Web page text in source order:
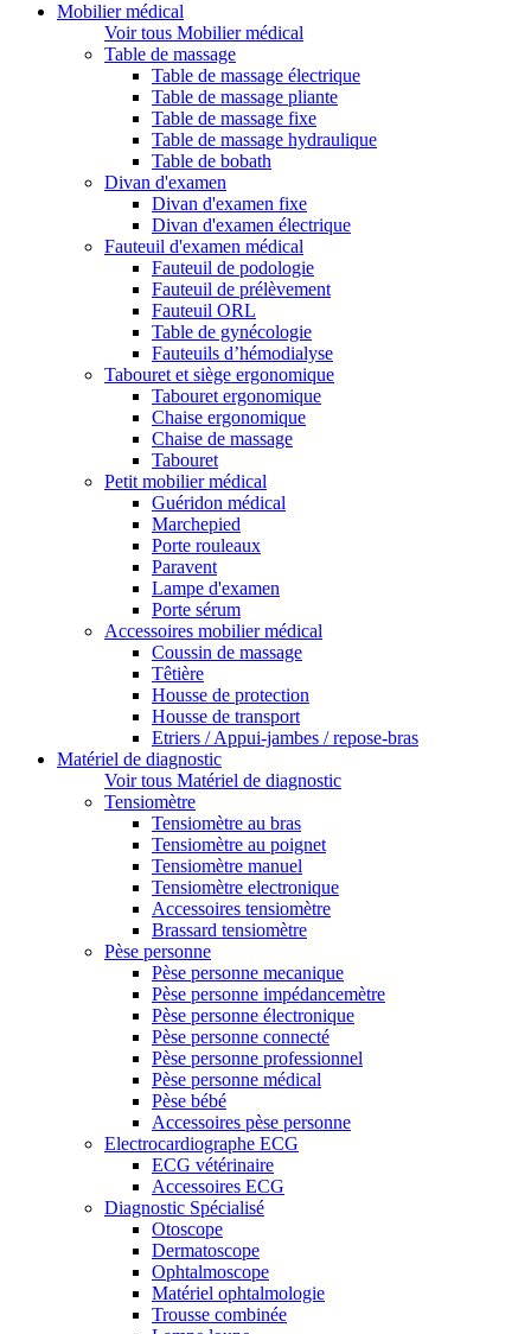
Mobilier médical
Voir tous Mobilier médical
Table de massage
Table de massage électrique
Table de massage pliante
Table de massage fixe
Table de massage hydraulique
Table de bobath
Divan d'examen
Divan d'examen fixe
Divan d'examen électrique
Fauteuil d'examen médical
Fauteuil de podologie
Fauteuil de prélèvement
Fauteuil ORL
Table de gynécologie
Fauteuils d’hémodialyse
Tabouret et siège ergonomique
Tabouret ergonomique
Chaise ergonomique
Chaise de massage
Tabouret
Petit mobilier médical
Guéridon médical
Marchepied
Porte rouleaux
Paravent
Lampe d'examen
Porte sérum
Accessoires mobilier médical
Coussin de massage
Têtière
Housse de protection
Housse de transport
Etriers / Appui-jambes / repose-bras
Matériel de diagnostic
Voir tous Matériel de diagnostic
Tensiomètre
Tensiomètre au bras
Tensiomètre au poignet
Tensiomètre manuel
Tensiomètre electronique
Accessoires tensiomètre
Brassard tensiomètre
Pèse personne
Pèse personne mecanique
Pèse personne impédancemètre
Pèse personne électronique
Pèse personne connecté
Pèse personne professionnel
Pèse personne médical
Pèse bébé
Accessoires pèse personne
Electrocardiographe ECG
ECG vétérinaire
Accessoires ECG
Diagnostic Spécialisé
Otoscope
Dermatoscope
Ophtalmoscope
Matériel ophtalmologie
Trousse combinée